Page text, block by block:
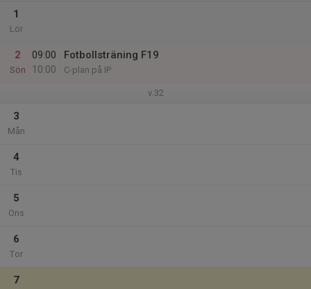
1
Lör
2
Sön
09:00
10:00
Fotbollsträning F19
C-plan på IP
v.32
3
Mån
4
Tis
5
Ons
6
Tor
7